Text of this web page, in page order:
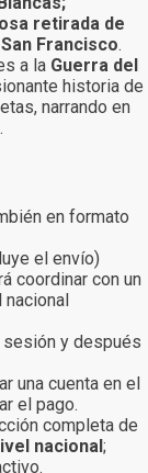
retirada de
Francisco.
a la Guerra del
historia de
narrando en
.
en formato
el envío)
coordinar con un
nacional
y después
una cuenta en el
el pago.
completa de
nacional;